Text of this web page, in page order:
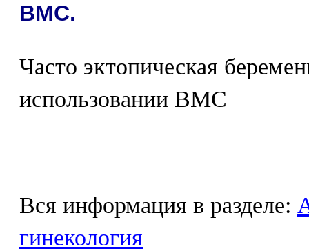
ВМС.
Часто эктопическая
использовании ВМС
Вся информация в разделе:
гинекология